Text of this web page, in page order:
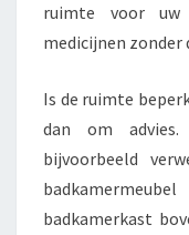
ruimte voor uw
medicijnen
Is de ruimte
dan om
bijvoorbeeld
badkamerkast